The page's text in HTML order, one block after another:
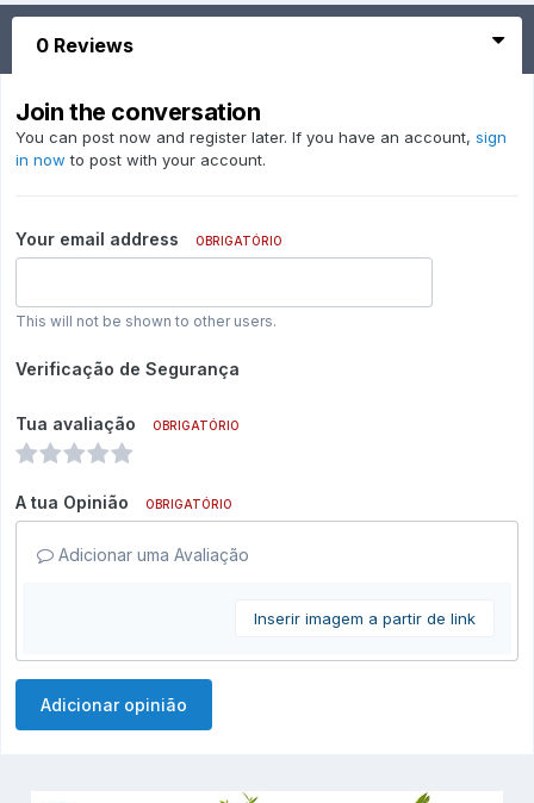
0 Reviews
Join the conversation
You can post now and register later. If you have an account, sign
in now to post with your account.
Your email address OBRIGATÓRIO
This will not be shown to other users.
Verificação de Segurança
Tua avaliação OBRIGATÓRIO
A tua Opinião OBRIGATÓRIO
Adicionar uma Avaliação
Inserir imagem a partir de link
Adicionar opinião